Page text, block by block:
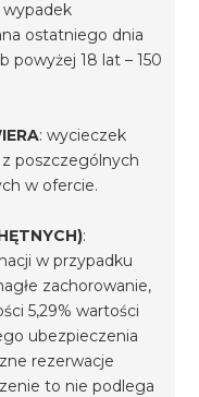
wypadek
ostatniego dnia
powyżej 18 lat – 150
: wycieczek
poszczególnych
w ofercie.
:
w przypadku
zachorowanie,
5,29% wartości
ubezpieczenia
rezerwacje
to nie podlega